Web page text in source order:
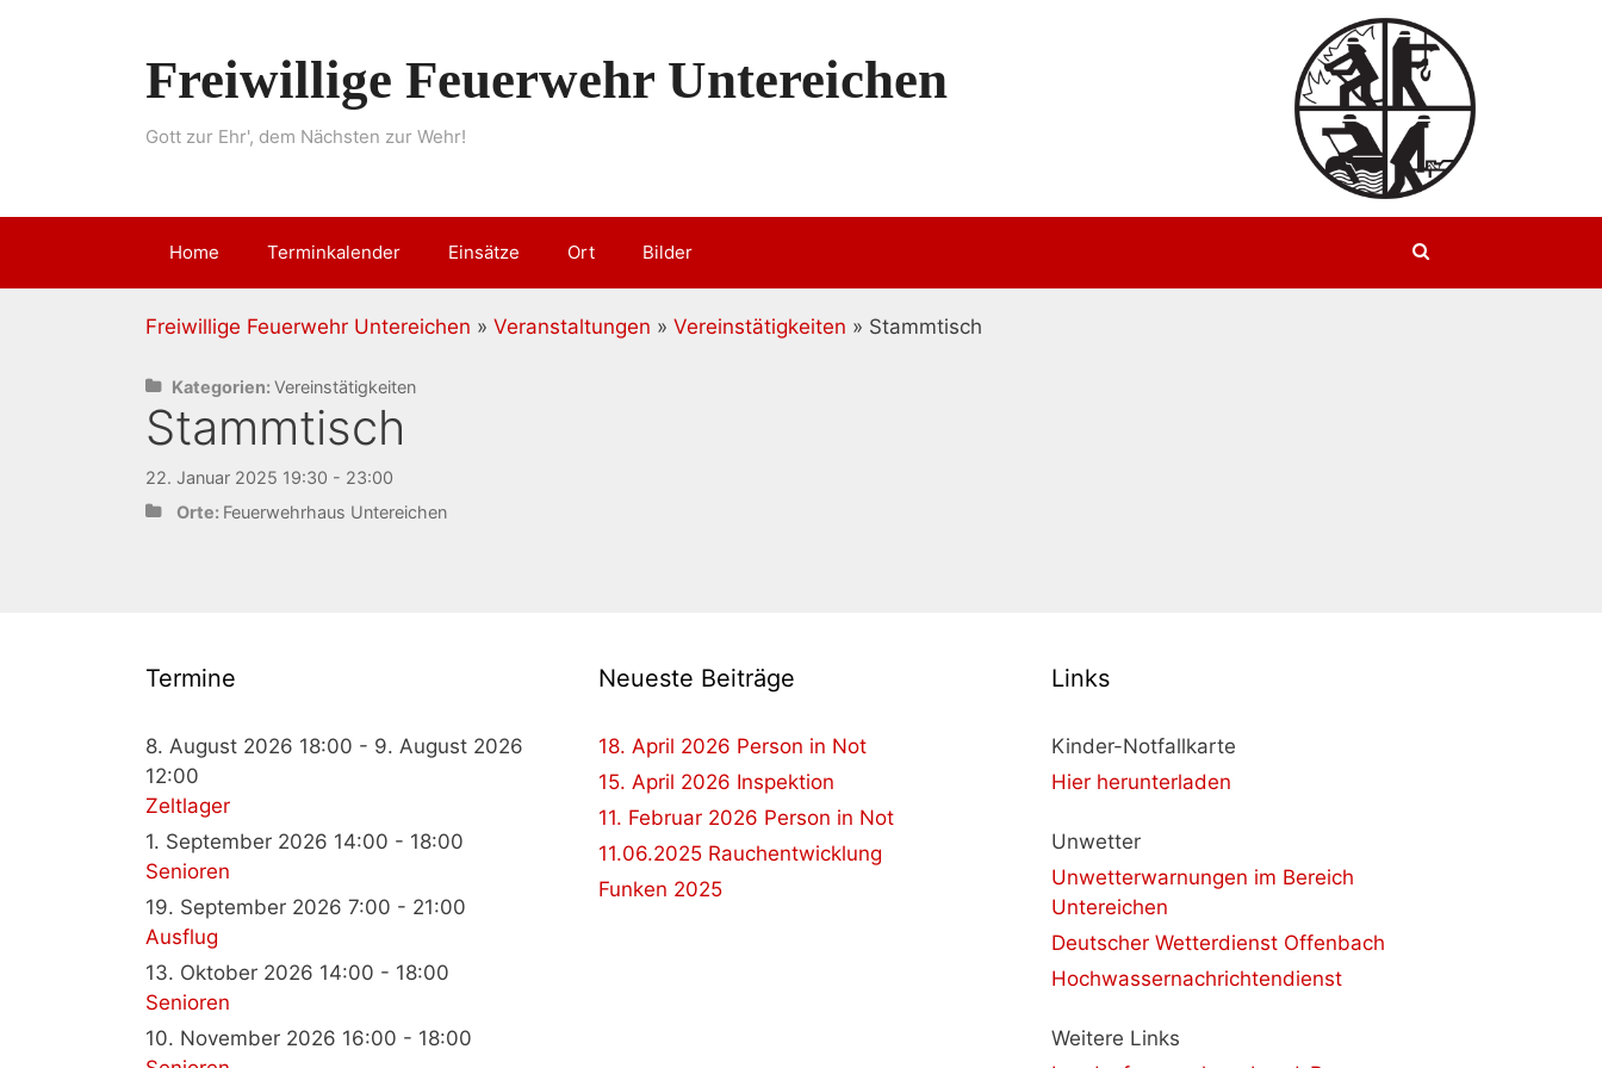
Freiwillige Feuerwehr Untereichen
Gott zur Ehr', dem Nächsten zur Wehr!
Home Terminkalender Einsätze Ort Bilder
Freiwillige Feuerwehr Untereichen » Veranstaltungen » Vereinstätigkeiten » Stammtisch
Kategorien:Vereinstätigkeiten
Stammtisch
22. Januar 2025 19:30 - 23:00
Orte: Feuerwehrhaus Untereichen
Termine
8. August 2026 18:00 - 9. August 2026
12:00
Zeltlager
1. September 2026 14:00 - 18:00
Senioren
19. September 2026 7:00 - 21:00
Ausflug
13. Oktober 2026 14:00 - 18:00
Senioren
10. November 2026 16:00 - 18:00
Neueste Beiträge
18. April 2026 Person in Not
15. April 2026 Inspektion
11. Februar 2026 Person in Not
11.06.2025 Rauchentwicklung
Funken 2025
Links
Kinder-Notfallkarte
Hier herunterladen
Unwetter
Unwetterwarnungen im Bereich
Untereichen
Deutscher Wetterdienst Offenbach
Hochwassernachrichtendienst
Weitere Links